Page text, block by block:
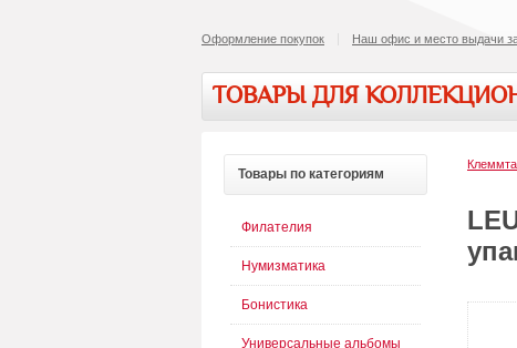
Оформление покупок Наш офис и место выдачи
ТОВАРЫ ДЛЯ
Товары по категориям
Филателия
Нумизматика
Бонистика
Универсальные альбомы